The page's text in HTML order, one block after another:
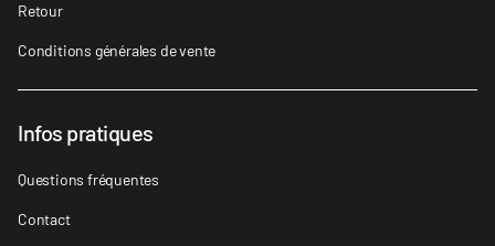
Retour
Conditions générales de vente
Infos pratiques
Questions fréquentes
Contact